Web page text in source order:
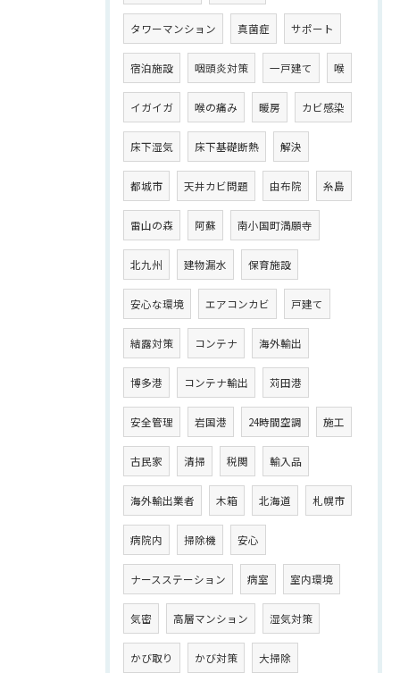
タワーマンション 真菌症 サポート
宿泊施設 咽頭炎対策 一戸建て 喉
イガイガ 喉の痛み 暖房 カビ感染
床下湿気 床下基礎断熱 解決
都城市 天井カビ問題 由布院 糸島
雷山の森 阿蘇 南小国町満願寺
北九州 建物漏水 保育施設
安心な環境 エアコンカビ 戸建て
結露対策 コンテナ 海外輸出
博多港 コンテナ輸出 苅田港
安全管理 岩国港 24時間空調 施工
古民家 清掃 税関 輸入品
海外輸出業者 木箱 北海道 札幌市
病院内 掃除機 安心
ナースステーション 病室 室内環境
気密 高層マンション 湿気対策
かび取り かび対策 大掃除